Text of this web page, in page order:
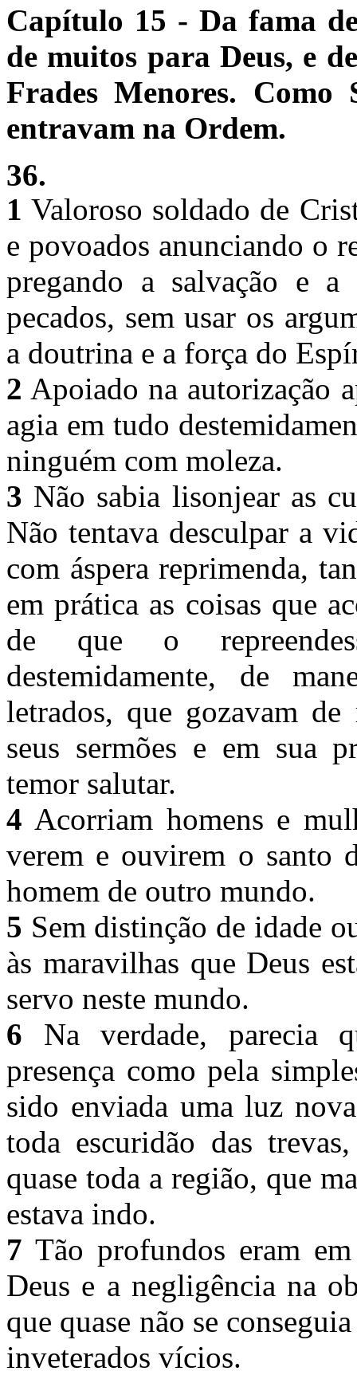
Capítulo 15 - Da fama
de muitos para Deus, e
Frades Menores.
entravam na Ordem.
36.
1 Valoroso soldado de
e povoados anunciando o
pregando a salvação e a
pecados, sem usar os
a doutrina e a força do
2 Apoiado na autorização
agia em tudo
ninguém com moleza.
3 Não sabia lisonjear as
Não tentava desculpar a
com áspera reprimenda,
em prática as coisas que
de que o
destemidamente, de
letrados, que gozavam
seus sermões e em sua
temor salutar.
4 Acorriam homens e
verem e ouvirem o santo
homem de outro mundo.
5 Sem distinção de idade
às maravilhas que Deus
servo neste mundo.
6 Na verdade, parecia
presença como pela
sido enviada uma luz
toda escuridão das
quase toda a região, que
estava indo.
7 Tão profundos eram
Deus e a negligência na
que quase não se
inveterados vícios.